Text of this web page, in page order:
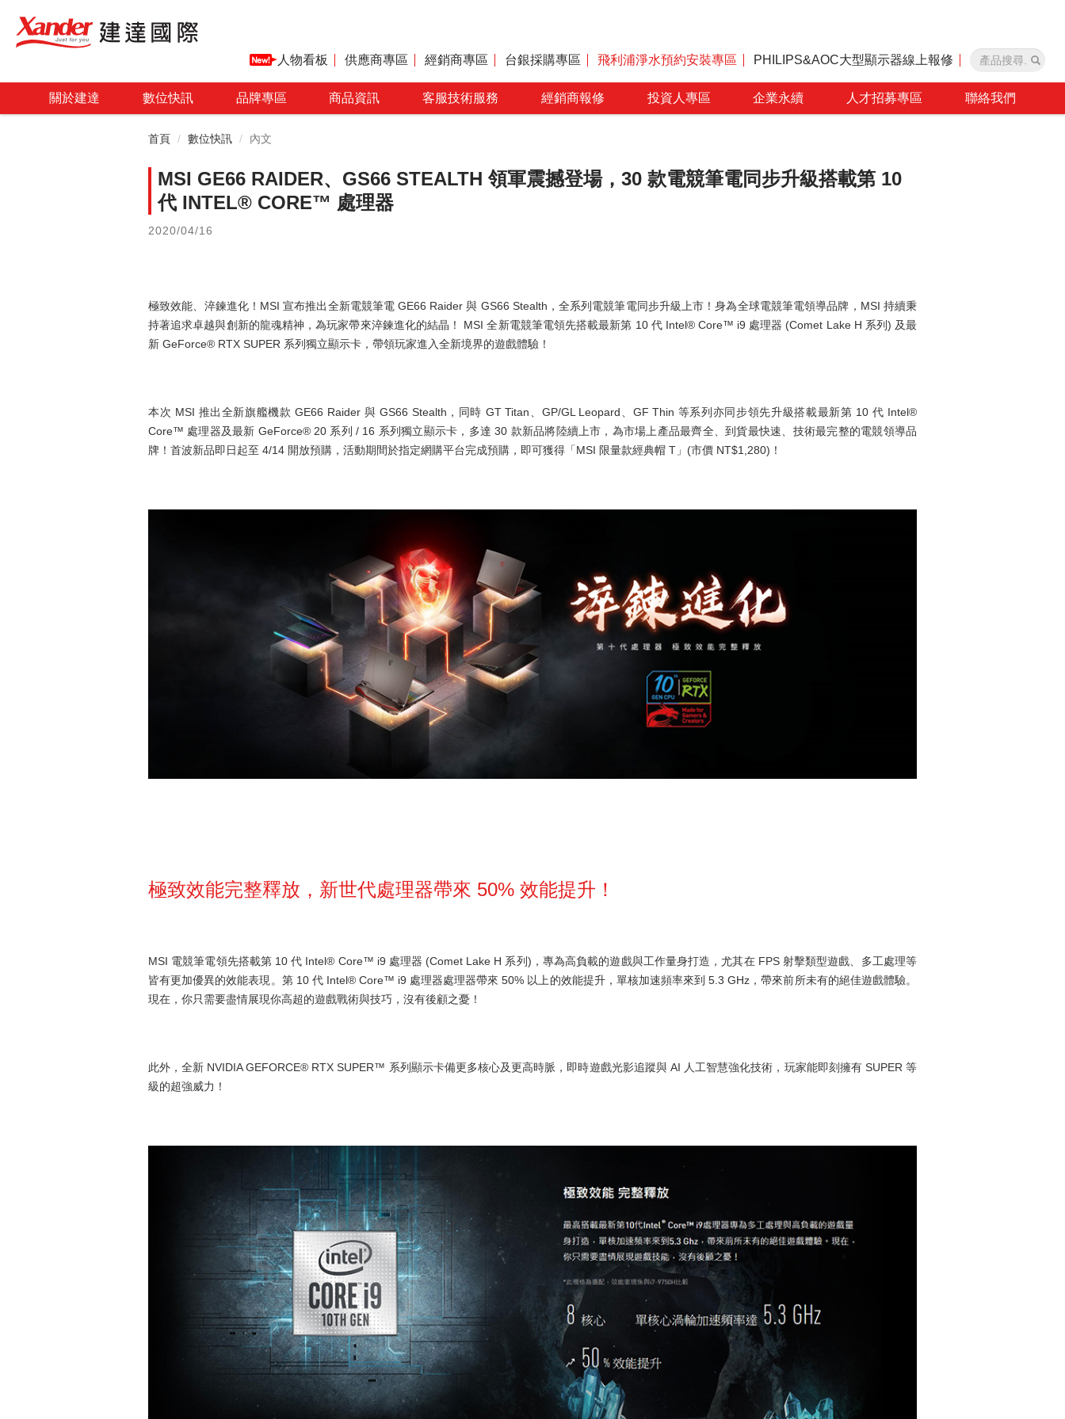
人物看板 供應商專區 經銷商專區 台銀採購專區 飛利浦淨水預約安裝專區 PHILIPS&AOC大型顯示器線上報修
關於建達 數位快訊 品牌專區 商品資訊 客服技術服務 經銷商報修 投資人專區 企業永續 人才招募專區 聯絡我們
首頁 數位快訊 內文
MSI GE66 RAIDER、GS66 STEALTH 領軍震撼登場，30 款電競筆電同步升級搭載第 10
代 INTEL® CORE™ 處理器
2020/04/16
極致效能、淬鍊進化！MSI 宣布推出全新電競筆電 GE66 Raider 與 GS66 Stealth，全系列電競筆電同步升級上市！身為全球電競筆電領導品牌，MSI 持續秉
持著追求卓越與創新的龍魂精神，為玩家帶來淬鍊進化的結晶！ MSI 全新電競筆電領先搭載最新第 10 代 Intel® Core™ i9 處理器 (Comet Lake H 系列) 及最
新 GeForce® RTX SUPER 系列獨立顯示卡，帶領玩家進入全新境界的遊戲體驗！
本次 MSI 推出全新旗艦機款 GE66 Raider 與 GS66 Stealth，同時 GT Titan、GP/GL Leopard、GF Thin 等系列亦同步領先升級搭載最新第 10 代 Intel®
Core™ 處理器及最新 GeForce® 20 系列 / 16 系列獨立顯示卡，多達 30 款新品將陸續上市，為市場上產品最齊全、到貨最快速、技術最完整的電競領導品
牌！首波新品即日起至 4/14 開放預購，活動期間於指定網購平台完成預購，即可獲得「MSI 限量款經典帽 T」(市價 NT$1,280)！
極致效能完整釋放，新世代處理器帶來 50% 效能提升！
MSI 電競筆電領先搭載第 10 代 Intel® Core™ i9 處理器 (Comet Lake H 系列)，專為高負載的遊戲與工作量身打造，尤其在 FPS 射擊類型遊戲、多工處理等
皆有更加優異的效能表現。第 10 代 Intel® Core™ i9 處理器處理器帶來 50% 以上的效能提升，單核加速頻率來到 5.3 GHz，帶來前所未有的絕佳遊戲體驗。
現在，你只需要盡情展現你高超的遊戲戰術與技巧，沒有後顧之憂！
此外，全新 NVIDIA GEFORCE® RTX SUPER™ 系列顯示卡備更多核心及更高時脈，即時遊戲光影追蹤與 AI 人工智慧強化技術，玩家能即刻擁有 SUPER 等
級的超強威力！